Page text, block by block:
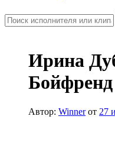
Ирина
Бойфренд
Автор: Winnerот 27